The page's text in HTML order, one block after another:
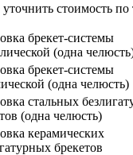
стоимость по
брекет-системы
(одна
брекет-системы
(одна челюсть)
стальных
(одна челюсть)
керамических
брекетов